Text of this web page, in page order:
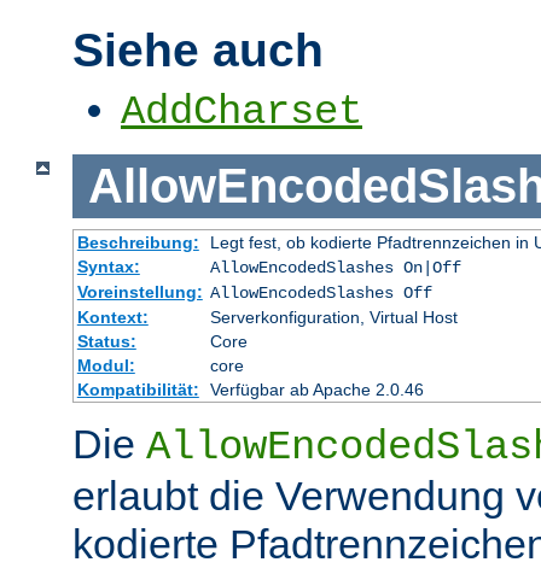
Siehe auch
AddCharset
Beschreibung:
Legt fest, ob kodierte Pfadtrennzeichen in
Syntax:
AllowEncodedSlashes On|Off
Voreinstellung: AllowEncodedSlashes Off
Kontext:
Serverkonfiguration, Virtual Host
Status:
Core
Modul:
core
Kompatibilität:
Verfügbar ab Apache 2.0.46
Die
erlaubt die Verwendung
kodierte